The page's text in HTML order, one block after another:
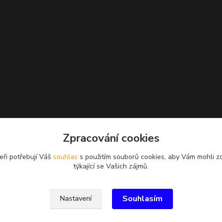
Zpracování cookies
potřebují Váš souhlas s použitím souborů cookies, aby Vám mohli
týkající se Vašich zájmů.
Nastavení Souhlasím